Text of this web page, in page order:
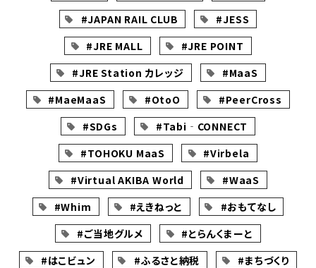
#JAPAN RAIL CLUB
#JESS
#JRE MALL
#JRE POINT
#JRE Station カレッジ
#MaaS
#MaeMaaS
#OtoO
#PeerCross
#SDGs
#Tabi‐CONNECT
#TOHOKU MaaS
#Virbela
#Virtual AKIBA World
#WaaS
#Whim
#えきねっと
#おもてなし
#ご当地グルメ
#とらんくまーと
#はこビュン
#ふるさと納税
#まちづくり